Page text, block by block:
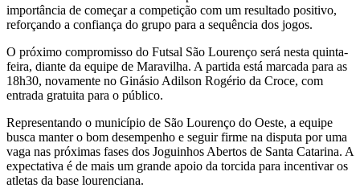
importância de começar a competição com um resultado positivo,
reforçando a confiança do grupo para a sequência dos jogos.
O próximo compromisso do Futsal São Lourenço será nesta quinta-
feira, diante da equipe de Maravilha. A partida está marcada para as
18h30, novamente no Ginásio Adilson Rogério da Croce, com
entrada gratuita para o público.
Representando o município de São Lourenço do Oeste, a equipe
busca manter o bom desempenho e seguir firme na disputa por uma
vaga nas próximas fases dos Joguinhos Abertos de Santa Catarina. A
expectativa é de mais um grande apoio da torcida para incentivar os
atletas da base lourenciana.